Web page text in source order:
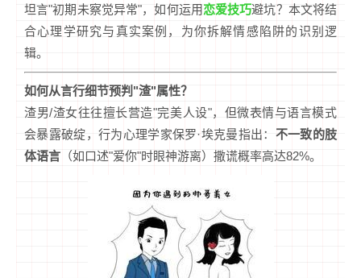
坦言"初期未察觉异常"，如何运用恋爱技巧避坑？本文将结
合心理学研究与真实案例，为你拆解情感陷阱的识别逻
辑。
如何从言行细节预判"渣"属性？
渣男/渣女往往擅长营造"完美人设"，但微表情与语言模式
会暴露破绽，行为心理学家保罗·埃克曼指出： 不一致的肢
体语言 （如口述"爱你"时眼神游离）撒谎概率高达82%。